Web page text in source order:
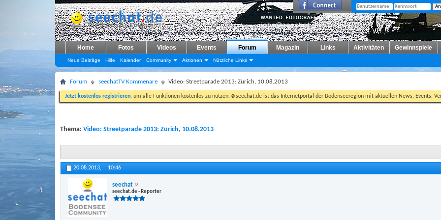
Home Fotos Videos Events Forum
Neue Beiträge Hilfe Kalender Community Aktionen Nützliche Links
Magazin Links Aktivitäten Gewinnspiele
Forum seechatTV Kommenare Video: Streetparade 2013: Zürich, 10.08.2013
Jetzt kostenlos registrieren, um alle Funktionen kostenlos zu nutzen.☺seechat.de ist das Internetportal der Bodenseeregion mit aktuellen News, Events,
Thema: Video: Streetparade 2013: Zürich, 10.08.2013
20.08.2013, 10:46
seechat
seechat.de - Reporter